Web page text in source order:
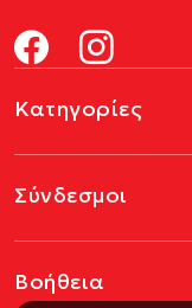
Κατηγορίες
Σύνδεσμοι
Βοήθεια